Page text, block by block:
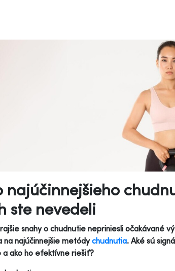
ste nevedeli
snahy o chudnutie nepriniesli očakávané
najúčinnejšie metódychudnutia. Aké sú
a ako ho efektívne riešiť?